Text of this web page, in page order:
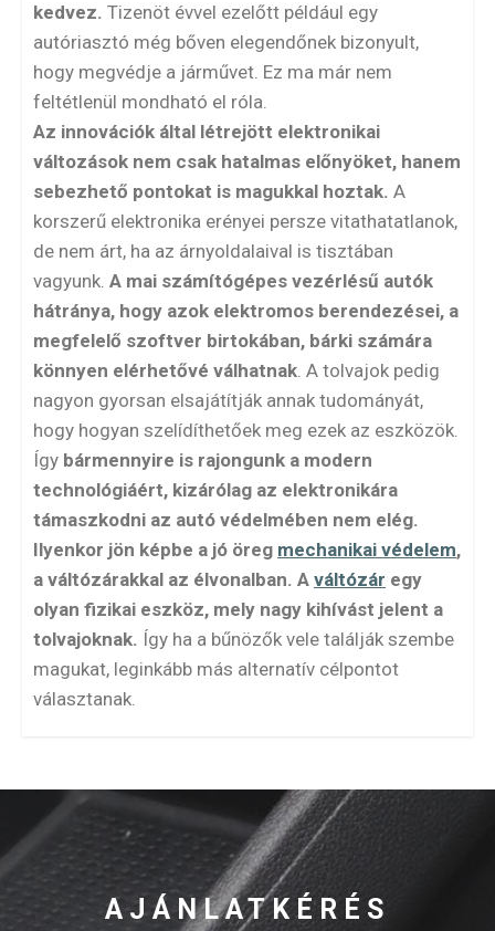
kedvez. Tizenöt évvel ezelőtt például egy
autóriasztó még bőven elegendőnek bizonyult,
hogy megvédje a járművet. Ez ma már nem
feltétlenül mondható el róla.
Az innovációk által létrejött elektronikai
változások nem csak hatalmas előnyöket, hanem
sebezhető pontokat is magukkal hoztak. A
korszerű elektronika erényei persze vitathatatlanok,
de nem árt, ha az árnyoldalaival is tisztában
vagyunk. A mai számítógépes vezérlésű autók
hátránya, hogy azok elektromos berendezései, a
megfelelő szoftver birtokában, bárki számára
könnyen elérhetővé válhatnak. A tolvajok pedig
nagyon gyorsan elsajátítják annak tudományát,
hogy hogyan szelídíthetőek meg ezek az eszközök.
Így bármennyire is rajongunk a modern
technológiáért, kizárólag az elektronikára
támaszkodni az autó védelmében nem elég.
Ilyenkor jön képbe a jó öreg mechanikai védelem,
a váltózárakkal az élvonalban. A váltózár egy
olyan fizikai eszköz, mely nagy kihívást jelent a
tolvajoknak. Így ha a bűnözők vele találják szembe
magukat, leginkább más alternatív célpontot
választanak.
AJÁNLATKÉRÉS